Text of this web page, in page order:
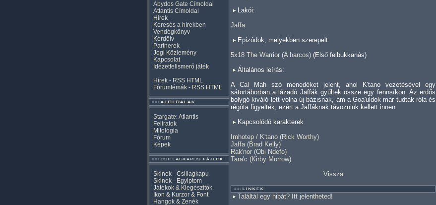
Abydos Gate Címoldal
Atlantis Címoldal
Hírek
Keresés a hírekben
Vendégkönyv
Kérdőív
Partnerek
Jogi Közlemény
Kapcsolat
Idézetfelismerő játék
Hírek - RSS HTML
Fórumtémák - RSS HTML
Stargate: Atlantis
Feliratok
Mitológia
Fórum
Képek
Skinek - Csillagkapu
Skinek - Egyiptom
Játékok & Kiegészítők
Ikon & Kurzor & Font
Hangok & Zenék
Lakói:
Jaffa
Epizódok, melyekben szerepelt:
5x18 The Warrior (A harcos) (Első felbukkanás)
Általános leírás:
A Cal Mah szó menedéket jelent, ahol K'tano vezetésével egy
sátortáborban a lázadó Jaffák gyűltek össze egy fennsíkon. Az erdős
bolygó kiváló lett volna új bázisnak, ám a Goa'uldok már tudtak róla és
régóta figyelték, ezért a Jaffáknak távozniuk kellett innen.
Kapcsolódó karakterek
Imhotep / K'tano (Rick Worthy)
Jaffa (Brad Kelly)
Rak'nor (Obi Ndefo)
Tara'c (Kirby Morrow)
Vissza
Találtál egy hibát? Itt jelentheted!